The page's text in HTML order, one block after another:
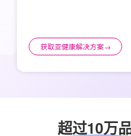
获取亚健康解决方案→
超过10万